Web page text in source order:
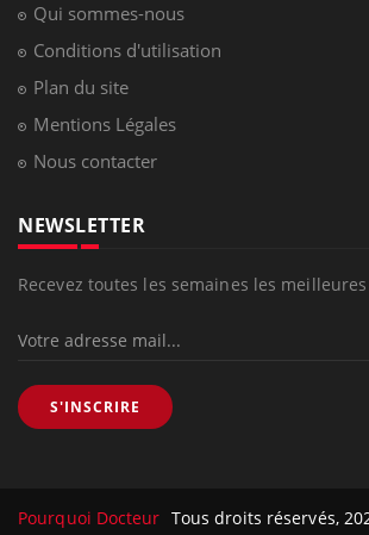
Qui sommes-nous
Conditions d'utilisation
Plan du site
Mentions Légales
Nous contacter
NEWSLETTER
Recevez toutes les semaines les
S'INSCRIRE
Pourquoi Docteur Tous droits réservés,